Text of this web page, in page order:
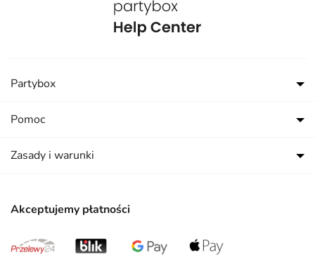
Akceptujemy płatności
Partybox
Pomoc
Zasady i warunki